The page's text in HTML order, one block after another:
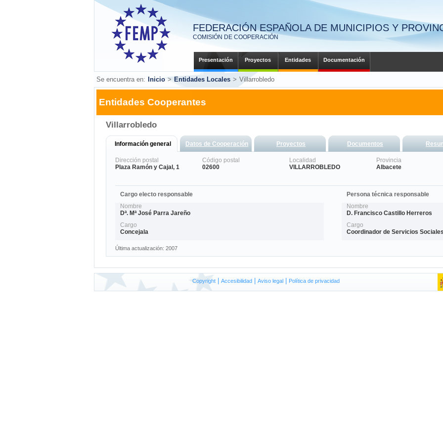
FEDERACIÓN ESPAÑOLA DE MUNICIPIOS Y
COMISIÓN DE COOPERACIÓN
Presentación Proyectos Entidades Documentación
Se encuentra en: Inicio > Entidades Locales > Villarrobledo
Entidades Cooperantes
Villarrobledo
Información general Datos de Cooperación Proyectos Documentos
Dirección postal
Plaza Ramón y Cajal, 1
Código postal
02600
Localidad
VILLARROBLEDO
Provincia
Albacete
Cargo electo responsable
Nombre
Dª. Mª José Parra Jareño
Cargo
Concejala
Persona técnica responsable
Nombre
D. Francisco Castillo Herreros
Cargo
Coordinador de Servicios
Última actualización: 2007
Copyright| Accesibilidad| Aviso legal| Política de privacidad